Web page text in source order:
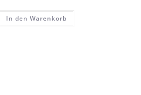
In den Warenkorb